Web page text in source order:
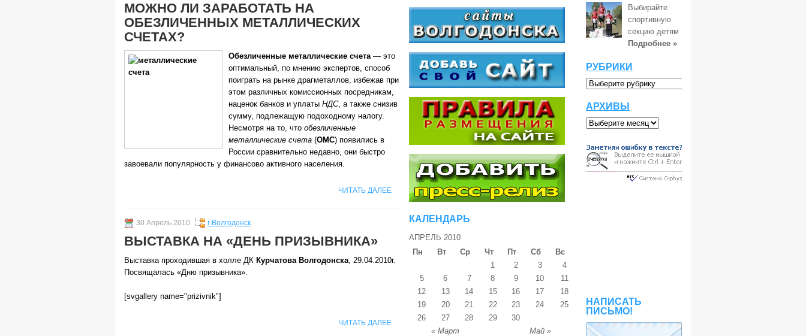
МОЖНО ЛИ ЗАРАБОТАТЬ НА
ОБЕЗЛИЧЕННЫХ МЕТАЛЛИЧЕСКИХ
СЧЕТАХ?
Обезличенные металлические счета— это
оптимальный, по мнению экспертов, способ
поиграть на рынке драгметаллов, избежав при
этом различных комиссионных посредникам,
наценок банков и уплаты НДС, а также снизив
сумму, подлежащую подоходному налогу.
Несмотря на то, что обезличенные
металлические счета (ОМС) появились в
России сравнительно недавно, они быстро
завоевали популярность у финансово активного населения.
ЧИТАТЬ ДАЛЕЕ
30 Апрель 2010 г Волгодонск
ВЫСТАВКА НА «ДЕНЬ ПРИЗЫВНИКА»
Выставка проходившая в холле ДК Курчатова Волгодонска, 29.04.2010г.
Посвящалась «Дню призывника».
[svgallery name="prizivnik"]
ЧИТАТЬ ДАЛЕЕ
КАЛЕНДАРЬ
АПРЕЛЬ 2010
Пн
Вт Ср Чт Пт Сб Вс
« Март Май »
1 2 3
4
5
6 7 8 9 10
11
12
13 14 15 16 17
18
19
20 21 22 23 24
25
26
27 28 29 30
Выбирайте
спортивную
секцию детям
Подробнее »
РУБРИКИ
АРХИВЫ
НАПИСАТЬ
ПИСЬМО!